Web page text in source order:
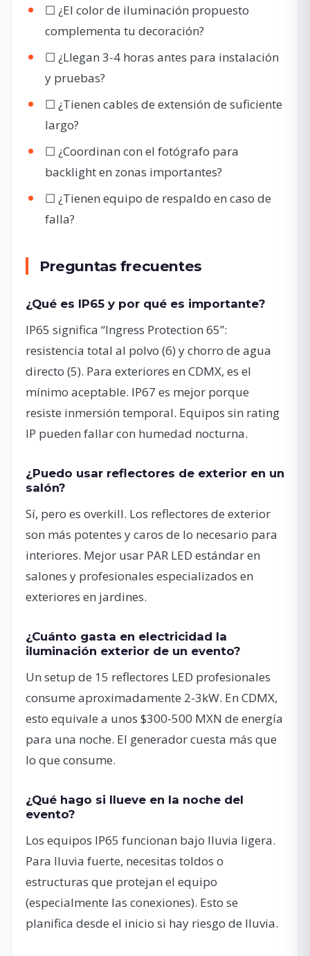
☐ ¿El color de iluminación propuesto
complementa tu decoración?
☐ ¿Llegan 3-4 horas antes para instalación
y pruebas?
☐ ¿Tienen cables de extensión de suficiente
largo?
☐ ¿Coordinan con el fotógrafo para
backlight en zonas importantes?
☐ ¿Tienen equipo de respaldo en caso de
falla?
Preguntas frecuentes
¿Qué es IP65 y por qué es importante?
IP65 significa “Ingress Protection 65”:
resistencia total al polvo (6) y chorro de agua
directo (5). Para exteriores en CDMX, es el
mínimo aceptable. IP67 es mejor porque
resiste inmersión temporal. Equipos sin rating
IP pueden fallar con humedad nocturna.
¿Puedo usar reflectores de exterior en un
salón?
Sí, pero es overkill. Los reflectores de exterior
son más potentes y caros de lo necesario para
interiores. Mejor usar PAR LED estándar en
salones y profesionales especializados en
exteriores en jardines.
¿Cuánto gasta en electricidad la
iluminación exterior de un evento?
Un setup de 15 reflectores LED profesionales
consume aproximadamente 2-3kW. En CDMX,
esto equivale a unos $300-500 MXN de energía
para una noche. El generador cuesta más que
lo que consume.
¿Qué hago si llueve en la noche del
evento?
Los equipos IP65 funcionan bajo lluvia ligera.
Para lluvia fuerte, necesitas toldos o
estructuras que protejan el equipo
(especialmente las conexiones). Esto se
planifica desde el inicio si hay riesgo de lluvia.